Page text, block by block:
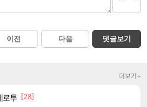
이전 다음 댓글보기
더보기+
로투 [28]